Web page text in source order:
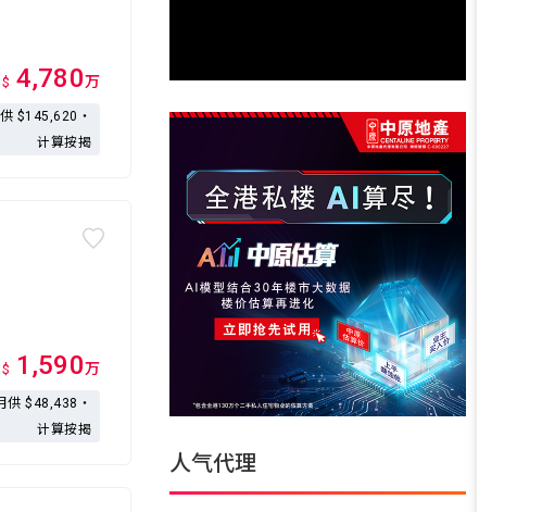
$ 4,780万
$145,620・
计算按揭
$ 1,590万
供 $48,438・
计算按揭
人气代理